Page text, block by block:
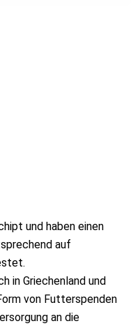
und haben einen
auf
in Griechenland und
von Futterspenden
an die